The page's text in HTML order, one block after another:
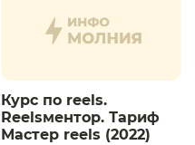
Курс по reels.
Reelsментор. Тариф
Мастер reels (2022)